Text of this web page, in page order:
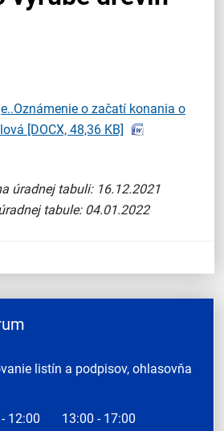
o začatí konania o
[DOCX, 48,36 KB]
úradnej tabuli: 16.12.2021
tabule: 04.01.2022
listín a podpisov, ohlasovňa
12:00
13:00 - 17:00